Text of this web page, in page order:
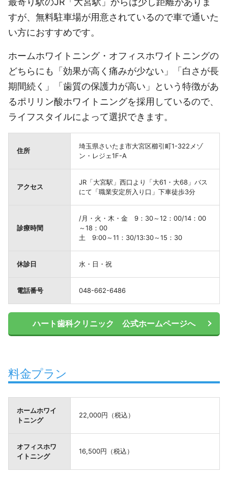
すが、無料駐車場が用意されているので車で通いた
い方におすすめです。
ホームホワイトニング・オフィスホワイトニングの
どちらにも「効果が高く痛みが少ない」「白さが長
期間続く」「歯質の保護力が高い」という特徴があ
るポリリン酸ホワイトニングを採用しているので、
ライフスタイルによって選択できます。
住所
埼玉県さいたま市大宮区櫛引町1-322メゾ
ン・レジェ1F-A
アクセス
JR「大宮駅」西口より「大61・大68」バス
にて「職業安定所入り口」下車徒歩3分
診療時間
/月・火・木・金 9：30～12：00/14：00
～18：00
土 9:00～11：30/13:30～15：30
休診日 水・日・祝
電話番号 048-662-6486
ハート歯科クリニック 公式ホームページへ
料金プラン
ホームホワイ
トニング
22,000円（税込）
オフィスホワ
イトニング
16,500円（税込）